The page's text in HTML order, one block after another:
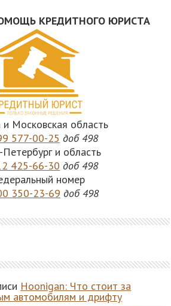
КРЕДИТНОГО ЮРИСТА
и Московская область
577-00-25 доб 498
Петербург и область
425-66-30 доб 498
номер
350-23-69 доб 498
Hoonigan: Что стоит за
автомобилям и дрифту